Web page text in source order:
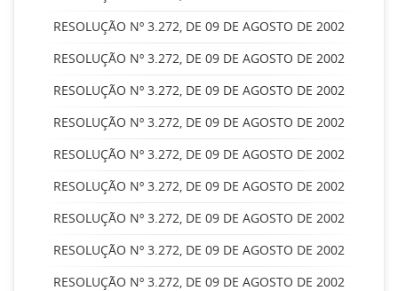
RESOLUÇÃO Nº 3.272, DE 09 DE AGOSTO DE 2002
RESOLUÇÃO Nº 3.272, DE 09 DE AGOSTO DE 2002
RESOLUÇÃO Nº 3.272, DE 09 DE AGOSTO DE 2002
RESOLUÇÃO Nº 3.272, DE 09 DE AGOSTO DE 2002
RESOLUÇÃO Nº 3.272, DE 09 DE AGOSTO DE 2002
RESOLUÇÃO Nº 3.272, DE 09 DE AGOSTO DE 2002
RESOLUÇÃO Nº 3.272, DE 09 DE AGOSTO DE 2002
RESOLUÇÃO Nº 3.272, DE 09 DE AGOSTO DE 2002
RESOLUÇÃO Nº 3.272, DE 09 DE AGOSTO DE 2002